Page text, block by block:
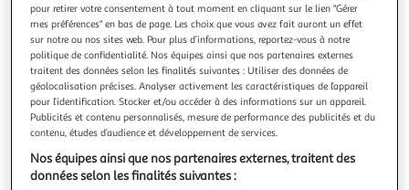
LIVRE DES MORTS DES ANCIENS EGYPTIENS,
Kolpaktchy Grégoire
Dans le Livre des Morts des anciens Egyptiens,
l'égyptologue et savant Grégoire Kolpaktchy nous tait
découvrir un texte vieux de plus de 4000 ans, que l'on peut
considérer comme la bible de l'ancienne Egypte . Rédigé en
des temps immémoriaux, ce livre servait à guider le défunt
dans l'au-delà. Po
En savoir +
Vous voulez connaître le prix de ce produit ?
Afficher le prix
pour retirer votre consentement à tout moment en cliquant sur le lien "Gérer
mes préférences" en bas de page. Les choix que vous avez fait auront un effet
sur notre ou nos sites web. Pour plus d’informations, reportez-vous à notre
politique de confidentialité. Nos équipes ainsi que nos partenaires externes
traitent des données selon les finalités suivantes : Utiliser des données de
géolocalisation précises. Analyser activement les caractéristiques de l’appareil
pour l’identification. Stocker et/ou accéder à des informations sur un appareil.
Publicités et contenu personnalisés, mesure de performance des publicités et du
contenu, études d’audience et développement de services.
Nos équipes ainsi que nos partenaires externes, traitent des
données selon les finalités suivantes :